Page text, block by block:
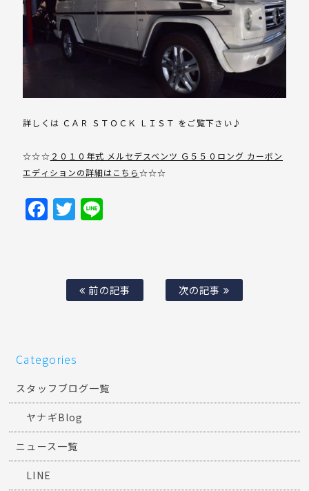
詳しくは ＣＡＲ ＳＴＯＣＫ ＬＩＳＴ をご覧下さい♪
☆☆☆ ２０１０年式 メルセデスベンツ Ｇ５５０ロング カーボン
エディションの詳細はこちら☆☆☆
Facebook
Twitter
前の記事 次の記事
Categories
スタッフブログ一覧
ヤナギBlog
ニュース一覧
LINE